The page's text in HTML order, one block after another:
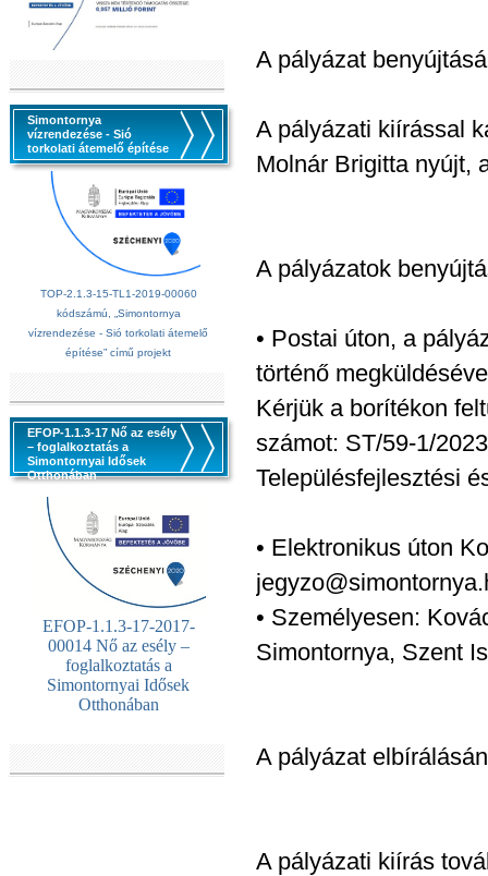
Simontornya
vízrendezése - Sió
torkolati átemelő építése
TOP-2.1.3-15-TL1-2019-00060
kódszámú, „Simontornya
vízrendezése - Sió torkolati átemelő
építése” című projekt
EFOP-1.1.3-17 Nő az esély
– foglalkoztatás a
Simontornyai Idősek
Otthonában
EFOP-1.1.3-17-2017-
00014 Nő az esély –
foglalkoztatás a
Simontornyai Idősek
Otthonában
A pályázat
A pályázati kiírással
Molnár Brigitta nyújt,
A pályázatok
• Postai úton, a
történő
Kérjük a borítékon
számot: ST/59-1/
Településfejlesztési
• Elektronikus úton
• Személyesen:
Simontornya, Szent
A pályázat
A pályázati kiírás